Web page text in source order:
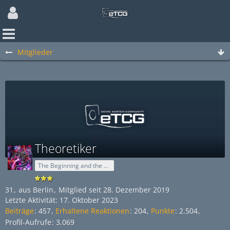
Mitglieder
Theoretiker
The Beginning and the End
31 aus Berlin
Mitglied seit 28. Dezember 2019
Letzte Aktivität: 17. Oktober 2023
Beiträge 457 Erhaltene Reaktionen 204 Punkte 2.504
Profil-Aufrufe 3.069